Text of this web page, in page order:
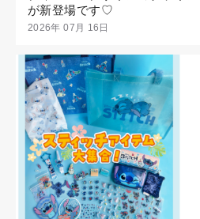
が新登場です♡
2026年 07月 16日